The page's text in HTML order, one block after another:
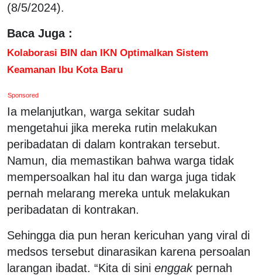
(8/5/2024).
Baca Juga :
Kolaborasi BIN dan IKN Optimalkan Sistem
Keamanan Ibu Kota Baru
Sponsored
Ia melanjutkan, warga sekitar sudah
mengetahui jika mereka rutin melakukan
peribadatan di dalam kontrakan tersebut.
Namun, dia memastikan bahwa warga tidak
mempersoalkan hal itu dan warga juga tidak
pernah melarang mereka untuk melakukan
peribadatan di kontrakan.
Sehingga dia pun heran kericuhan yang viral di
medsos tersebut dinarasikan karena persoalan
larangan ibadat. “Kita di sini enggakpernah